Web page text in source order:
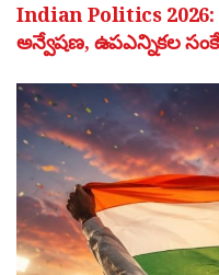
Indian Politics
అన్వేషణ, ఉపఎన్నికల